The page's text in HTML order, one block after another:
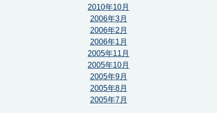
2010年10月
2006年3月
2006年2月
2006年1月
2005年11月
2005年10月
2005年9月
2005年8月
2005年7月